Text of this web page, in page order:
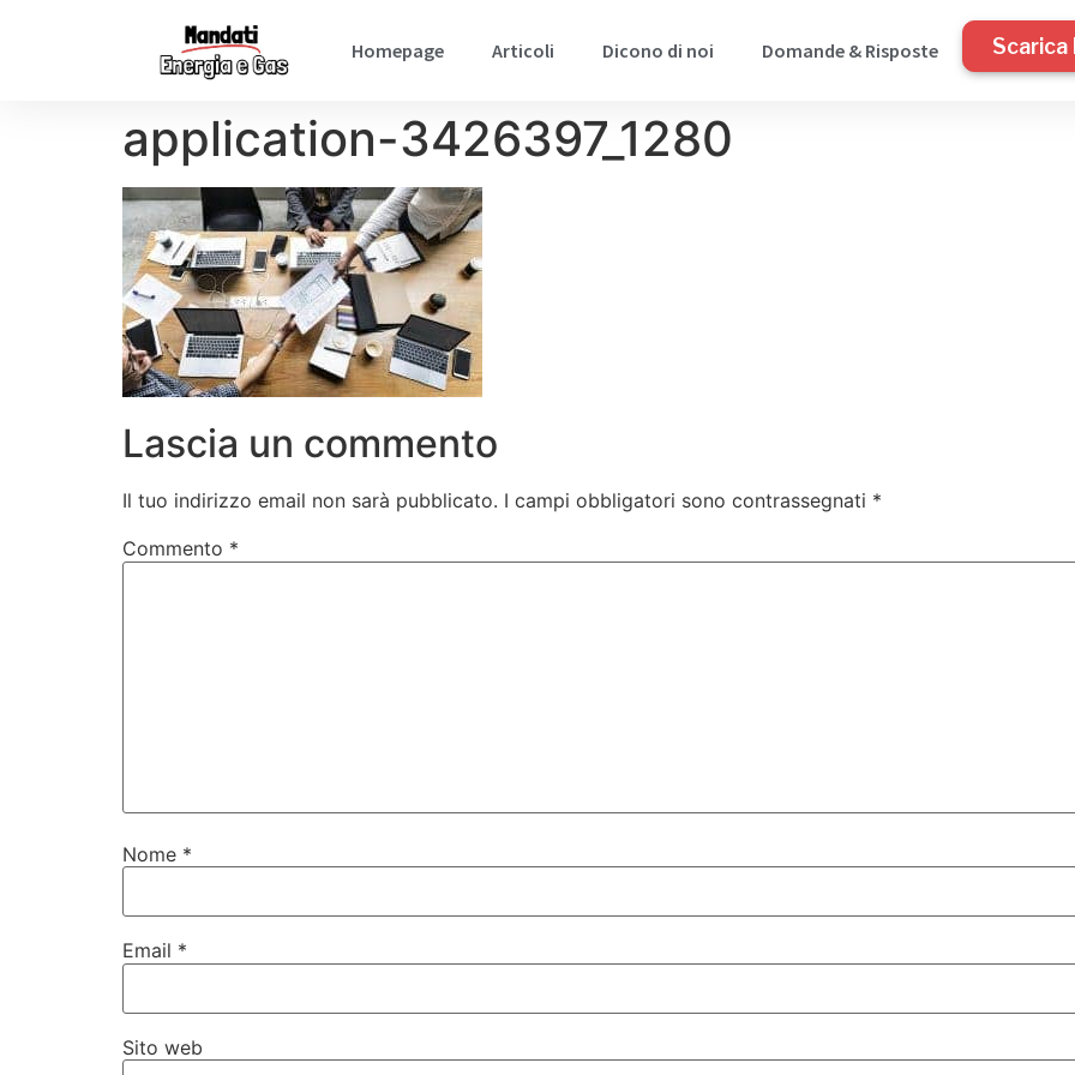
Homepage Articoli Dicono di noi Domande & Risposte Scarica
application-3426397_1280
Lascia un commento
Il tuo indirizzo email non sarà pubblicato. I campi obbligatori sono contrassegnati *
Commento *
Nome *
Email *
Sito web